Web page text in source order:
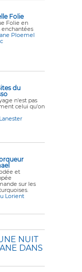
Folie
Folie en
enchantées
Ploemel
du
n'est pas
celui qu'on
et
sur les
Lorient
NUIT
DANS